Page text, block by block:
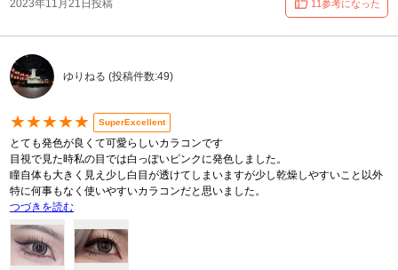
2023年11月21日投稿 11参考になった
ゆりねる (投稿件数:49)
★★★★★ SuperExcellent
とても発色が良くて可愛らしいカラコンです
目視で見た時私の目では白っぽいピンクに発色しました。
瞳自体も大きく見え少し白目が透けてしまいますが少し乾燥しやすいこと以外
特に何事もなく使いやすいカラコンだと思いました。
つづきを読む